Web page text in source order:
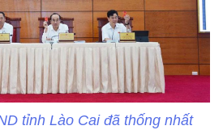
tỉnh Lào Cai đã thống nhất